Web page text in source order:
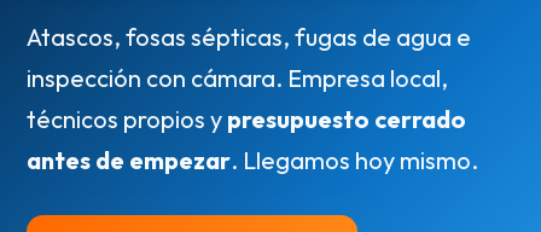
Atascos, fosas sépticas, fugas de agua e
inspección con cámara. Empresa local,
técnicos propios y presupuesto cerrado
antes de empezar. Llegamos hoy mismo.